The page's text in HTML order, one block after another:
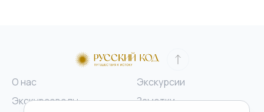
О нас
Экскурсии
Экскурсоводы
Заметки